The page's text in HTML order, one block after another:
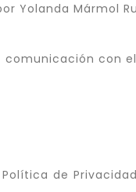
Yolanda Mármol
con
de